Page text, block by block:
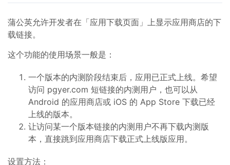
蒲公英允许开发者在「应用下载页面」上显示应用商店的下
载链接。
这个功能的使用场景一般是：
一个版本的内测阶段结束后，应用已正式上线。希望
访问 pgyer.com 短链接的内测用户，也可以从
Android 的应用商店或 iOS 的 App Store 下载已经
上线的版本。
让访问某一个版本链接的内测用户不再下载内测版
本，直接跳到应用商店下载正式上线版应用。
设置方法：